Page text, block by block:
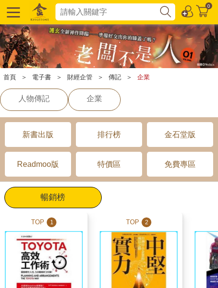
0
首頁 ＞ 電子書 ＞ 財經企管 ＞ 傳記 ＞ 企業
人物傳記 企業
新書出版 排行榜 金石堂版
Readmoo版 特價區 免費專區
暢銷榜
TOP 1 TOP 2